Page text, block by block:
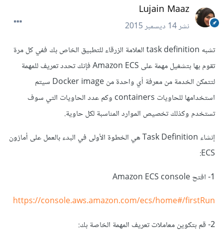
Lujain Maaz
نشر14 ديسمبر 2015
تشبه task definition العلامة الزرقاء للتطبيق الخاص بك ففي كل مرة
تقوم بها بتشغيل مهمة على Amazon ECS فإنك تحدد تعريف للمهمة
لتتمكن الخدمة من معرفة أي واحدة من Docker image سيتم
استخدامها للحاويات containers وكم عدد الحاويات التي سوف
تستخدم وكذلك تخصيص الموارد المناسبة لكل حاوية.
إنشاء Task Definition هي الخطوة الأولى في البدء بالعمل على أمازون
ECS:
1- افتح Amazon ECS console
https://console.aws.amazon.com/ecs/home#/firstRun
2- قم بتكوين معاملات تعريف المهمة الخاصة بك: